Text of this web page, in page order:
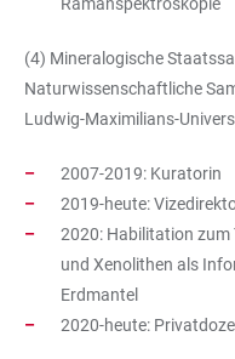
(4) Mineralogische
Naturwissenschaftliche
Ludwig-Maximilians-
2007-2019: Kuratorin
2019-heute:
2020: Habilitation zum
und Xenolithen als
Erdmantel
2020-heute: